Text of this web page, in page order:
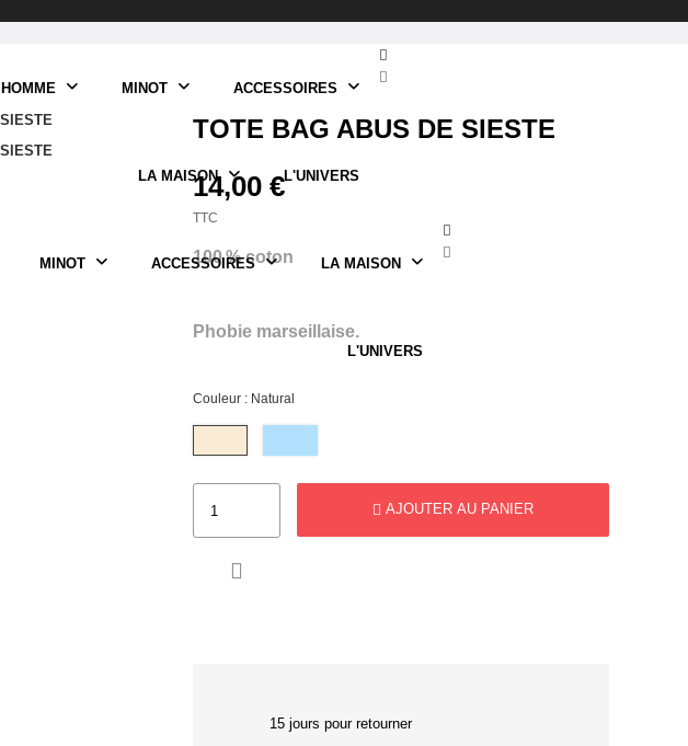
HOMME MINOT ACCESSOIRES
LA MAISON L'UNIVERS
MINOT ACCESSOIRES LA MAISON
L'UNIVERS
TOTE BAG ABUS DE SIESTE
14,00 €
TTC
100 % coton
Phobie marseillaise.
Couleur : Natural
AJOUTER AU PANIER

15 jours pour retourner